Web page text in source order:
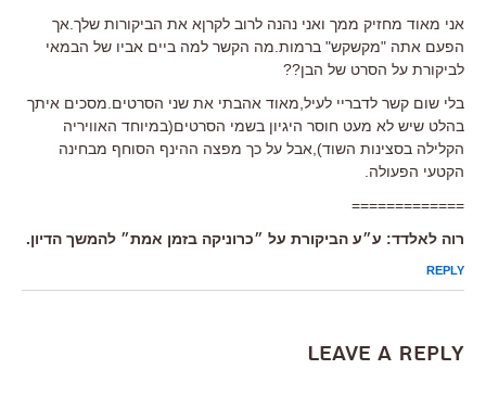
אני מאוד מחזיק ממך ואני נהנה לרוב לקרןא את הביקורות שלך.אך
הפעם אתה "מקשקש" ברמות.מה הקשר למה ביים אביו של הבמאי
לביקורת על הסרט של הבן??
בלי שום קשר לדבריי לעיל,מאוד אהבתי את שני הסרטים.מסכים איתך
בהלט שיש לא מעט חוסר היגיון בשמי הסרטים(במיוחד האוויריה
הקלילה בסצינות השוד),אבל על כך מפצה ההינף הסוחף מבחינה
הקטעי הפעולה.
=============
רוה לאלדד: ע״ע הביקורת על ״כרוניקה בזמן אמת״ להמשך הדיון.
REPLY
Leave a Reply